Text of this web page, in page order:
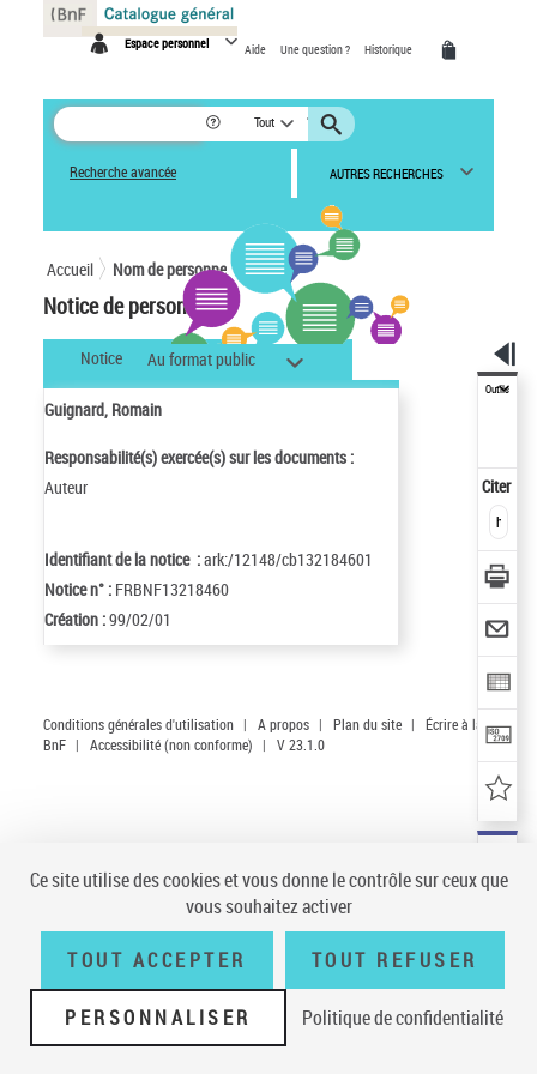
Espace personnel Aide Une question ? Historique
Tout
Recherche avancée AUTRES RECHERCHES
Accueil Nom de personne
Notice de personne
Notice Au format public
Guignard, Romain
Responsabilité(s) exercée(s) sur les documents :
Auteur
Identifiant de la notice :ark:/12148/cb132184601
Notice n° : FRBNF13218460
Création :99/02/01
Outils
Citer
Conditions générales d'utilisation | A propos | Plan du site |
Écrire à la
BnF | Accessibilité (non conforme) | V 23.1.0
Panneau de gestion des cookies
Ce site utilise des cookies et vous donne le contrôle sur ceux que
vous souhaitez activer
TOUT ACCEPTER TOUT REFUSER
PERSONNALISER Politique de confidentialité